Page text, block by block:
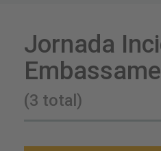
Jornada
(3 total)